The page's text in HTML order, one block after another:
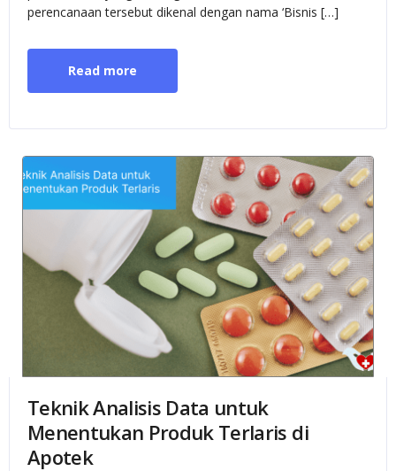
perencanaan tersebut dikenal dengan nama ‘Bisnis […]
Read more
Teknik Analisis Data untuk
Menentukan Produk Terlaris di
Apotek